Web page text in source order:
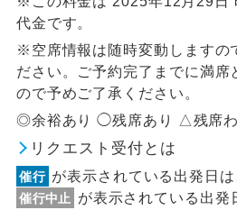
代金です。
※空席情報は随時変動しますの
ださい。ご予約完了までに満席
ので予めご了承ください。
◎余裕あり ◯残席あり △残席
リクエスト受付とは
催行 が表示されている出発日は
催行中止
が表示されている出発